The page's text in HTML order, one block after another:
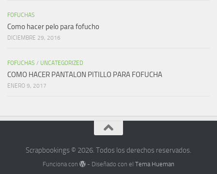
FOFUCHAS
Como hacer pelo para fofucho
DICIEMBRE 29, 2016
FOFUCHAS / UNCATEGORIZED
COMO HACER PANTALON PITILLO PARA FOFUCHA
ENERO 9, 2017
Scrapbookings © 2026. Todos los derechos reservados.
Funciona con - Diseñado con elTema Hueman